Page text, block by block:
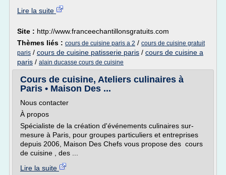
Lire la suite
Site : http://www.franceechantillonsgratuits.com
Thèmes liés : cours de cuisine paris a 2 / cours de cuisine gratuit
paris / cours de cuisine patisserie paris / cours de cuisine a
paris / alain ducasse cours de cuisine
Cours de cuisine, Ateliers culinaires à
Paris • Maison Des ...
Nous contacter
À propos
Spécialiste de la création d'événements culinaires sur-
mesure à Paris, pour groupes particuliers et entreprises
depuis 2006, Maison Des Chefs vous propose des cours
de cuisine , des ...
Lire la suite